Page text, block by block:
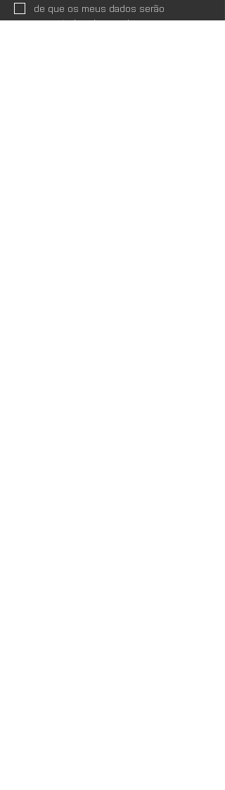
de que os meus dados serão
respeitados de acordo com as